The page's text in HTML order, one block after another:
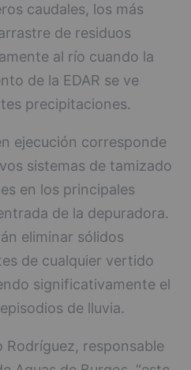
caudales, los más
de residuos
al río cuando la
de la EDAR se ve
precipitaciones.
ejecución corresponde
sistemas de tamizado
en los principales
de la depuradora.
eliminar sólidos
de cualquier vertido
significativamente el
de lluvia.
Rodríguez, responsable